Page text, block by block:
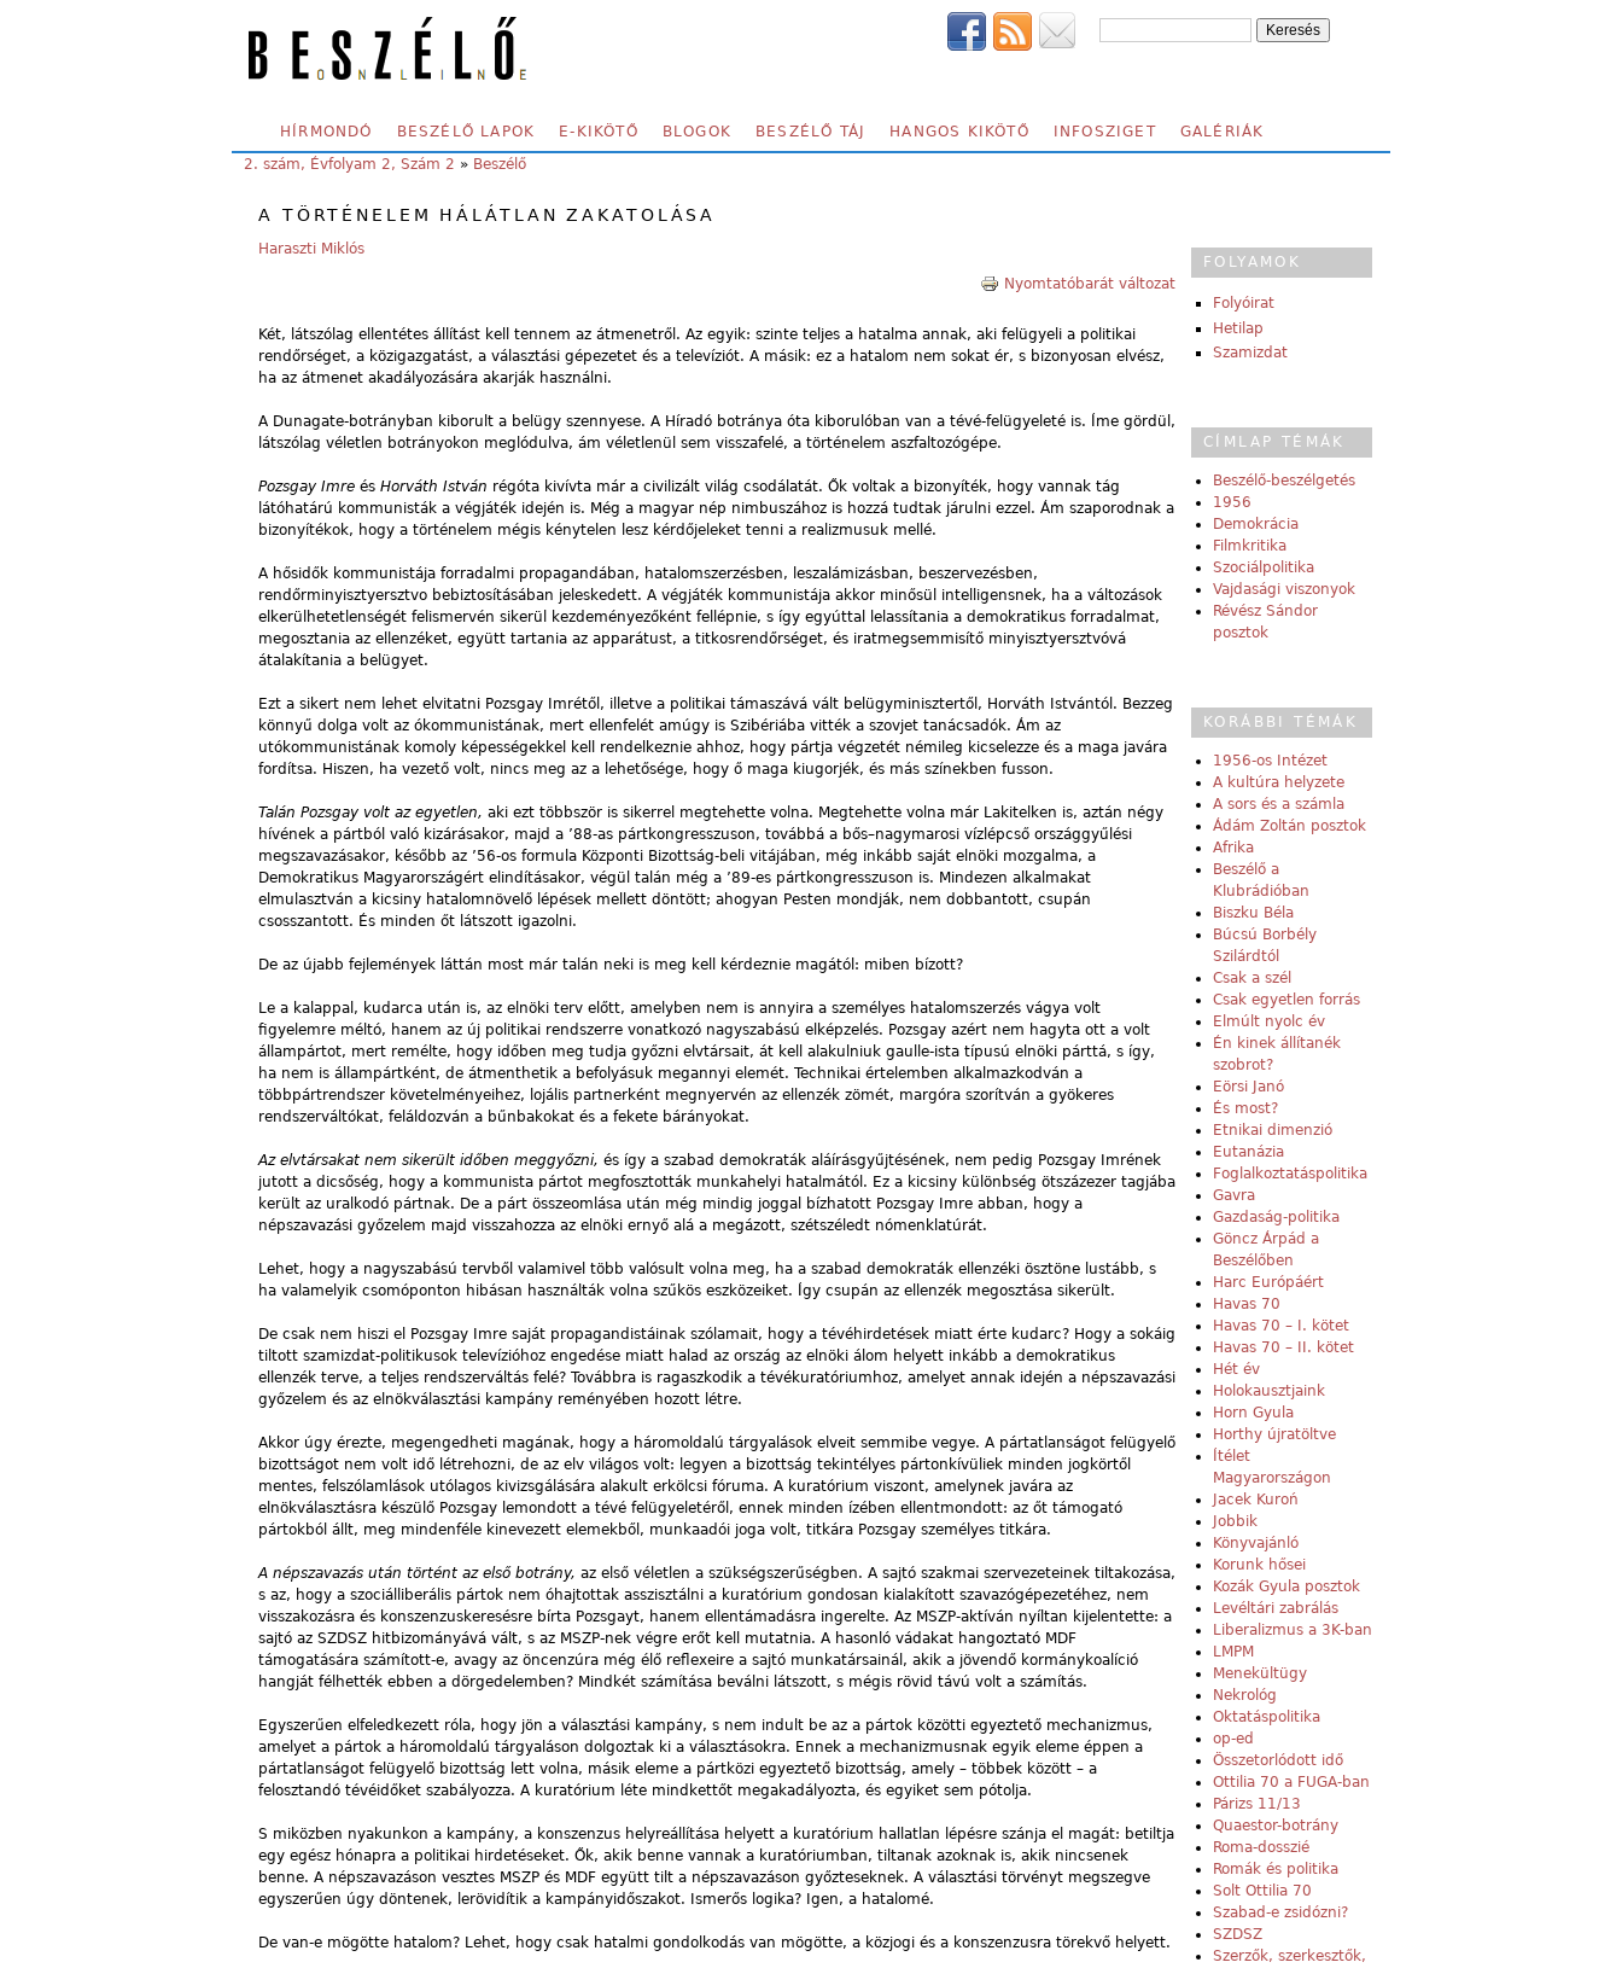
SECONDARY MENU
HÍRMONDÓ BESZÉLŐ LAPOK E-KIKÖTŐ BLOGOK BESZÉLŐ TÁJ HANGOS KIKÖTŐ INFOSZIGET GALÉRIÁK
YOU ARE HERE:
2. szám, Évfolyam 2, Szám 2 » Beszélő
A TÖRTÉNELEM HÁLÁTLAN ZAKATOLÁSA
Haraszti Miklós
Nyomtatóbarát változat
Két, látszólag ellentétes állítást kell tennem az átmenetről. Az egyik: szinte teljes a hatalma annak, aki felügyeli a politikai
rendőrséget, a közigazgatást, a választási gépezetet és a televíziót. A másik: ez a hatalom nem sokat ér, s bizonyosan elvész,
ha az átmenet akadályozására akarják használni.
A Dunagate-botrányban kiborult a belügy szennyese. A Híradó botránya óta kiborulóban van a tévé-felügyeleté is. Íme gördül,
látszólag véletlen botrányokon meglódulva, ám véletlenül sem visszafelé, a történelem aszfaltozógépe.
Pozsgay Imre és Horváth István régóta kivívta már a civilizált világ csodálatát. Ők voltak a bizonyíték, hogy vannak tág
látóhatárú kommunisták a végjáték idején is. Még a magyar nép nimbuszához is hozzá tudtak járulni ezzel. Ám szaporodnak a
bizonyítékok, hogy a történelem mégis kénytelen lesz kérdőjeleket tenni a realizmusuk mellé.
A hősidők kommunistája forradalmi propagandában, hatalomszerzésben, leszalámizásban, beszervezésben,
rendőrminyisztyersztvo bebiztosításában jeleskedett. A végjáték kommunistája akkor minősül intelligensnek, ha a változások
elkerülhetetlenségét felismervén sikerül kezdeményezőként fellépnie, s így egyúttal lelassítania a demokratikus forradalmat,
megosztania az ellenzéket, együtt tartania az apparátust, a titkosrendőrséget, és iratmegsemmisítő minyisztyersztvóvá
átalakítania a belügyet.
Ezt a sikert nem lehet elvitatni Pozsgay Imrétől, illetve a politikai támaszává vált belügyminisztertől, Horváth Istvántól. Bezzeg
könnyű dolga volt az ókommunistának, mert ellenfelét amúgy is Szibériába vitték a szovjet tanácsadók. Ám az
utókommunistának komoly képességekkel kell rendelkeznie ahhoz, hogy pártja végzetét némileg kicselezze és a maga javára
fordítsa. Hiszen, ha vezető volt, nincs meg az a lehetősége, hogy ő maga kiugorjék, és más színekben fusson.
Talán Pozsgay volt az egyetlen, aki ezt többször is sikerrel megtehette volna. Megtehette volna már Lakitelken is, aztán négy
hívének a pártból való kizárásakor, majd a ’88-as pártkongresszuson, továbbá a bős–nagymarosi vízlépcső országgyűlési
megszavazásakor, később az ’56-os formula Központi Bizottság-beli vitájában, még inkább saját elnöki mozgalma, a
Demokratikus Magyarországért elindításakor, végül talán még a ’89-es pártkongresszuson is. Mindezen alkalmakat
elmulasztván a kicsiny hatalomnövelő lépések mellett döntött; ahogyan Pesten mondják, nem dobbantott, csupán
csosszantott. És minden őt látszott igazolni.
De az újabb fejlemények láttán most már talán neki is meg kell kérdeznie magától: miben bízott?
Le a kalappal, kudarca után is, az elnöki terv előtt, amelyben nem is annyira a személyes hatalomszerzés vágya volt
figyelemre méltó, hanem az új politikai rendszerre vonatkozó nagyszabású elképzelés. Pozsgay azért nem hagyta ott a volt
állampártot, mert remélte, hogy időben meg tudja győzni elvtársait, át kell alakulniuk gaulle-ista típusú elnöki párttá, s így,
ha nem is állampártként, de átmenthetik a befolyásuk megannyi elemét. Technikai értelemben alkalmazkodván a
többpártrendszer követelményeihez, lojális partnerként megnyervén az ellenzék zömét, margóra szorítván a gyökeres
rendszerváltókat, feláldozván a bűnbakokat és a fekete bárányokat.
Az elvtársakat nem sikerült időben meggyőzni, és így a szabad demokraták aláírásgyűjtésének, nem pedig Pozsgay Imrének
jutott a dicsőség, hogy a kommunista pártot megfosztották munkahelyi hatalmától. Ez a kicsiny különbség ötszázezer tagjába
került az uralkodó pártnak. De a párt összeomlása után még mindig joggal bízhatott Pozsgay Imre abban, hogy a
népszavazási győzelem majd visszahozza az elnöki ernyő alá a megázott, szétszéledt nómenklatúrát.
Lehet, hogy a nagyszabású tervből valamivel több valósult volna meg, ha a szabad demokraták ellenzéki ösztöne lustább, s
ha valamelyik csomóponton hibásan használták volna szűkös eszközeiket. Így csupán az ellenzék megosztása sikerült.
De csak nem hiszi el Pozsgay Imre saját propagandistáinak szólamait, hogy a tévéhirdetések miatt érte kudarc? Hogy a sokáig
tiltott szamizdat-politikusok televízióhoz engedése miatt halad az ország az elnöki álom helyett inkább a demokratikus
ellenzék terve, a teljes rendszerváltás felé? Továbbra is ragaszkodik a tévékuratóriumhoz, amelyet annak idején a népszavazási
győzelem és az elnökválasztási kampány reményében hozott létre.
Akkor úgy érezte, megengedheti magának, hogy a háromoldalú tárgyalások elveit semmibe vegye. A pártatlanságot felügyelő
bizottságot nem volt idő létrehozni, de az elv világos volt: legyen a bizottság tekintélyes pártonkívüliek minden jogkörtől
mentes, felszólamlások utólagos kivizsgálására alakult erkölcsi fóruma. A kuratórium viszont, amelynek javára az
elnökválasztásra készülő Pozsgay lemondott a tévé felügyeletéről, ennek minden ízében ellentmondott: az őt támogató
pártokból állt, meg mindenféle kinevezett elemekből, munkaadói joga volt, titkára Pozsgay személyes titkára.
A népszavazás után történt az első botrány, az első véletlen a szükségszerűségben. A sajtó szakmai szervezeteinek tiltakozása,
s az, hogy a szociálliberális pártok nem óhajtottak asszisztálni a kuratórium gondosan kialakított szavazógépezetéhez, nem
visszakozásra és konszenzuskeresésre bírta Pozsgayt, hanem ellentámadásra ingerelte. Az MSZP-aktíván nyíltan kijelentette: a
sajtó az SZDSZ hitbizományává vált, s az MSZP-nek végre erőt kell mutatnia. A hasonló vádakat hangoztató MDF
támogatására számított-e, avagy az öncenzúra még élő reflexeire a sajtó munkatársainál, akik a jövendő kormánykoalíció
hangját félhették ebben a dörgedelemben? Mindkét számítása beválni látszott, s mégis rövid távú volt a számítás.
Egyszerűen elfeledkezett róla, hogy jön a választási kampány, s nem indult be az a pártok közötti egyeztető mechanizmus,
amelyet a pártok a háromoldalú tárgyaláson dolgoztak ki a választásokra. Ennek a mechanizmusnak egyik eleme éppen a
pártatlanságot felügyelő bizottság lett volna, másik eleme a pártközi egyeztető bizottság, amely – többek között – a
felosztandó tévéidőket szabályozza. A kuratórium léte mindkettőt megakadályozta, és egyiket sem pótolja.
S miközben nyakunkon a kampány, a konszenzus helyreállítása helyett a kuratórium hallatlan lépésre szánja el magát: betiltja
egy egész hónapra a politikai hirdetéseket. Ők, akik benne vannak a kuratóriumban, tiltanak azoknak is, akik nincsenek
benne. A népszavazáson vesztes MSZP és MDF együtt tilt a népszavazáson győzteseknek. A választási törvényt megszegve
egyszerűen úgy döntenek, lerövidítik a kampányidőszakot. Ismerős logika? Igen, a hatalomé.
De van-e mögötte hatalom? Lehet, hogy csak hatalmi gondolkodás van mögötte, a közjogi és a konszenzusra törekvő helyett.
FOLYAMOK
Folyóirat
Hetilap
Szamizdat
CÍMLAP TÉMÁK
Beszélő-beszélgetés
1956
Demokrácia
Filmkritika
Szociálpolitika
Vajdasági viszonyok
Révész Sándor
posztok
KORÁBBI TÉMÁK
1956-os Intézet
A kultúra helyzete
A sors és a számla
Ádám Zoltán posztok
Afrika
Beszélő a
Klubrádióban
Biszku Béla
Búcsú Borbély
Szilárdtól
Csak a szél
Csak egyetlen forrás
Elmúlt nyolc év
Én kinek állítanék
szobrot?
Eörsi Janó
És most?
Etnikai dimenzió
Eutanázia
Foglalkoztatáspolitika
Gavra
Gazdaság-politika
Göncz Árpád a
Beszélőben
Harc Európáért
Havas 70
Havas 70 – I. kötet
Havas 70 – II. kötet
Hét év
Holokausztjaink
Horn Gyula
Horthy újratöltve
Ítélet
Magyarországon
Jacek Kuroń
Jobbik
Könyvajánló
Korunk hősei
Kozák Gyula posztok
Levéltári zabrálás
Liberalizmus a 3K-ban
LMPM
Menekültügy
Nekrológ
Oktatáspolitika
op-ed
Összetorlódott idő
Ottilia 70 a FUGA-ban
Párizs 11/13
Quaestor-botrány
Roma-dosszié
Romák és politika
Solt Ottilia 70
Szabad-e zsidózni?
SZDSZ
Szerzők, szerkesztők,